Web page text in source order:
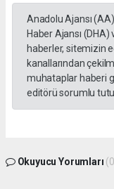
Anadolu Ajansı
Haber Ajansı
haberler, sitemizin
kanallarından
muhataplar haberi
editörü sorumlu
Okuyucu Yorumları